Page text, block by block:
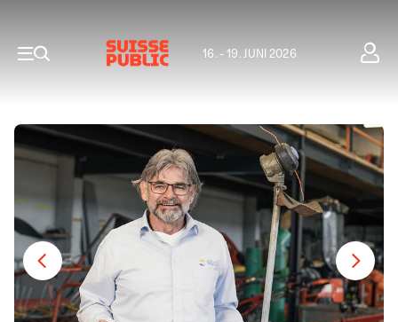
16. - 19. JUNI 2026